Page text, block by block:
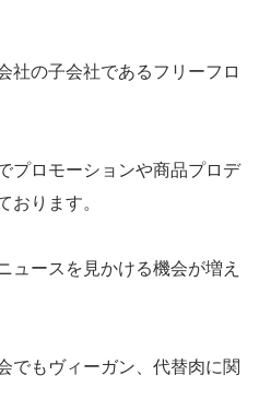
社の子会社であるフリーフロ
プロモーションや商品プロデ
ります。
ュースを見かける機会が増え
でもヴィーガン、代替肉に関